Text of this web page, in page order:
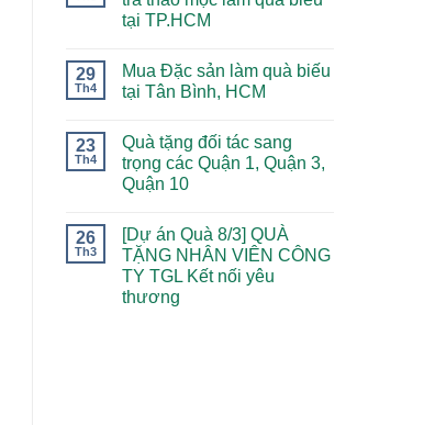
tại TP.HCM
29
Th4
Mua Đặc sản làm quà biếu
tại Tân Bình, HCM
23
Th4
Quà tặng đối tác sang
trọng các Quận 1, Quận 3,
Quận 10
26
Th3
[Dự án Quà 8/3] QUÀ
TẶNG NHÂN VIÊN CÔNG
TY TGL Kết nối yêu
thương